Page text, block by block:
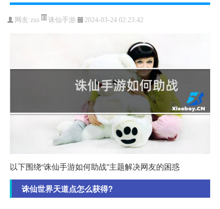
网友:zxs 诛仙手游 2024-03-24 02:23:42
以下围绕“诛仙手游如何助战”主题解决网友的困惑
诛仙世界天道点怎么获得?